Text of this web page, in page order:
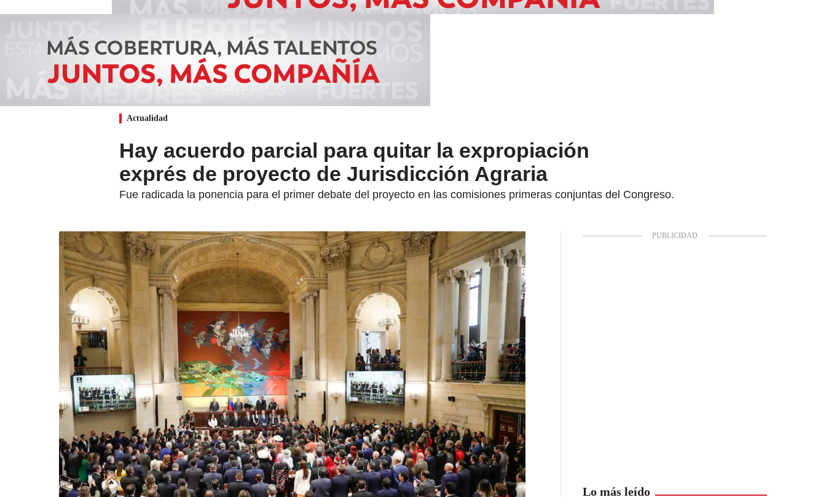
Actualidad
Hay acuerdo parcial para quitar la expropiación
exprés de proyecto de Jurisdicción Agraria
Fue radicada la ponencia para el primer debate del proyecto en las comisiones primeras conjuntas del Congreso.
Lo más leído